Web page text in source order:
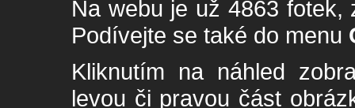
Na webu je už 4863
Podívejte se také do menu
Kliknutím na náhled
levou či pravou část